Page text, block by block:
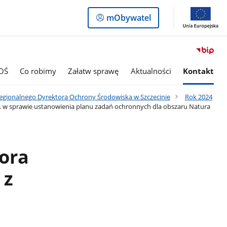
Logowanie
do
mObywatel
Co robimy Załatw sprawę Aktualności Kontakt
Dyrektora Ochrony Środowiska w Szczecinie
Rok 2024
sprawie ustanowienia planu zadań ochronnych dla obszaru Natura